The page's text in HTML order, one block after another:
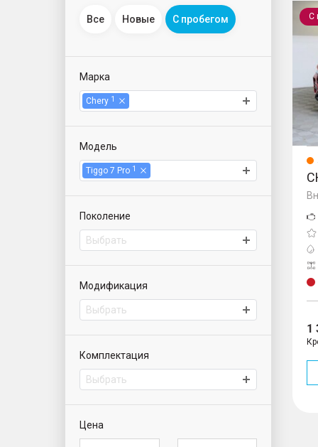
Все Новые С пробегом
Марка
Chery 1
Модель
Tiggo 7 Pro 1
Поколение
Выбрать
Модификация
Выбрать
Комплектация
Выбрать
Цена
С
1